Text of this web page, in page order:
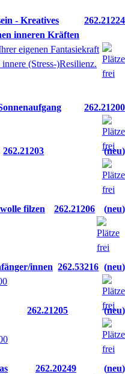
- Kreatives
inneren Kräften
262.21224
eigenen Fantasiekraft
(Stress-)Resilienz.
262.21200
262.21203
neu
filzen
262.21206
neu
innen 262.53216
neu
262.21205
neu
262.20249
neu